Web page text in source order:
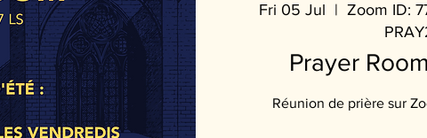
Fri 05 Jul
  |
Zoom ID:
Prayer
Réunion de prière sur